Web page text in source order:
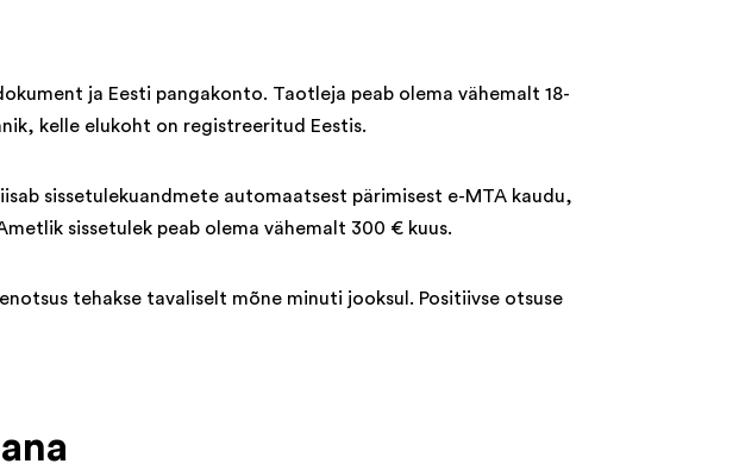
ja Eesti pangakonto. Taotleja peab olema vähemalt 18-
kelle elukoht on registreeritud Eestis.
sissetulekuandmete automaatsest pärimisest e-MTA kaudu,
sissetulek peab olema vähemalt 300 € kuus.
tehakse tavaliselt mõne minuti jooksul. Positiivse otsuse